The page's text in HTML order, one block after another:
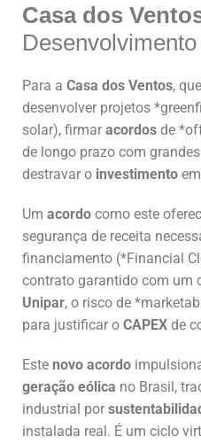
Casa dos
Para a Casa dos Ventos,
desenvolver projetos
solar), firmar acordos de
de longo prazo com
destravar o investimento
Um acordo como este
segurança de receita
financiamento (*Financial
contrato garantido com um
Unipar, o risco de
para justificar o CAPEX de
Este novo acordo
geração eólica no Brasil,
industrial por
instalada real. É um ciclo